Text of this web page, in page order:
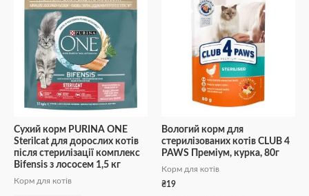
Сухий корм PURINA ONE
Sterilcat для дорослих котів
після стерилізації комплекс
Bifensis з лососем 1,5 кг
Корм для котів
Вологий корм для
стерилізованих котів CLUB 4
PAWS Преміум, курка, 80г
Корм для котів
₴19